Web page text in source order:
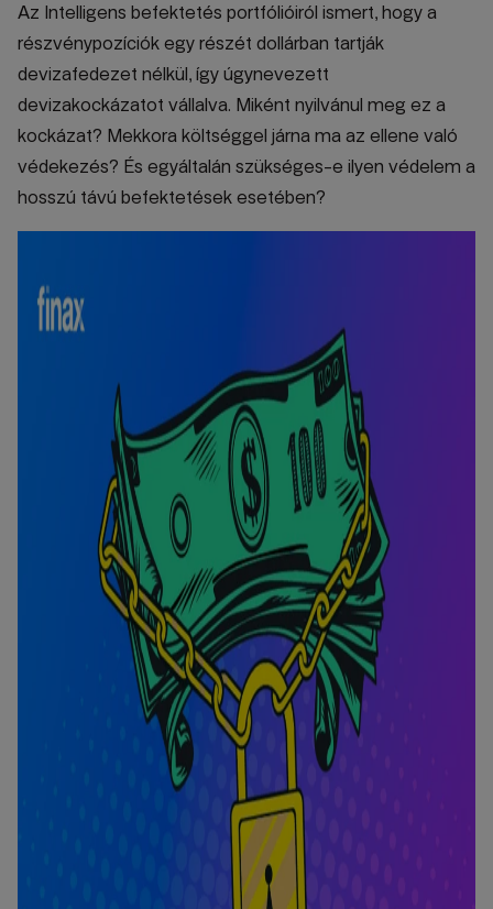
Az Intelligens befektetés portfólióiról ismert, hogy a
részvénypozíciók egy részét dollárban tartják
devizafedezet nélkül, így úgynevezett
devizakockázatot vállalva. Miként nyilvánul meg ez a
kockázat? Mekkora költséggel járna ma az ellene való
védekezés? És egyáltalán szükséges-e ilyen védelem a
hosszú távú befektetések esetében?